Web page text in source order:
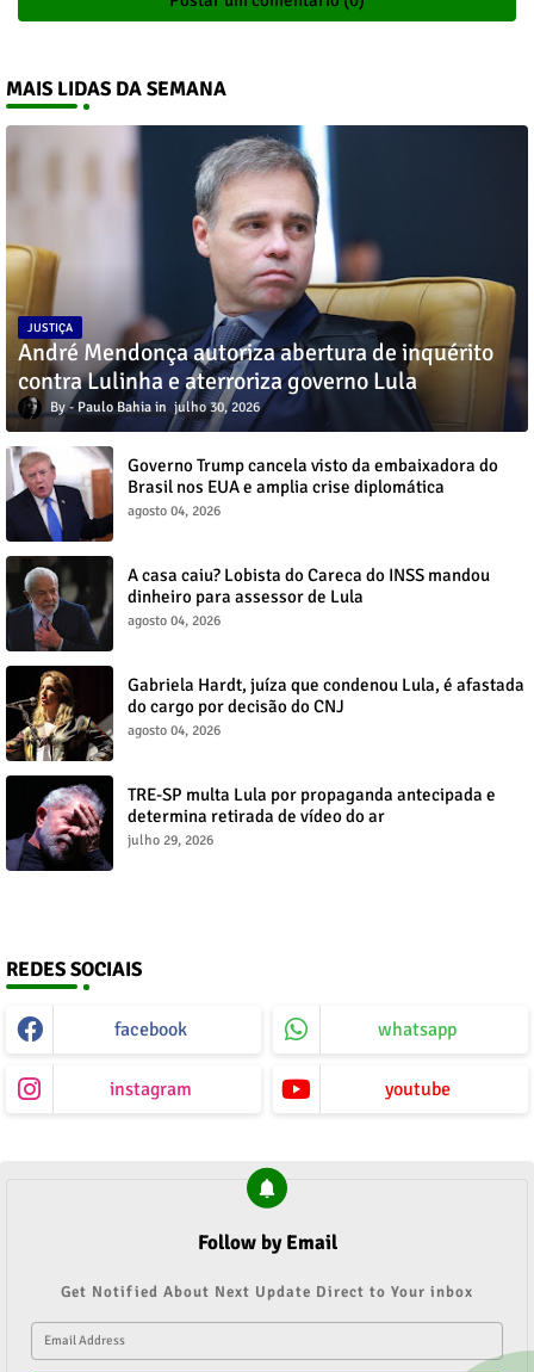
MAIS LIDAS DA SEMANA
JUSTIÇA
André Mendonça autoriza abertura de inquérito
contra Lulinha e aterroriza governo Lula
Paulo Bahia julho 30, 2026
Governo Trump cancela visto da embaixadora do
Brasil nos EUA e amplia crise diplomática
agosto 04, 2026
A casa caiu? Lobista do Careca do INSS mandou
dinheiro para assessor de Lula
agosto 04, 2026
Gabriela Hardt, juíza que condenou Lula, é afastada
do cargo por decisão do CNJ
agosto 04, 2026
TRE-SP multa Lula por propaganda antecipada e
determina retirada de vídeo do ar
julho 29, 2026
REDES SOCIAIS
facebook whatsapp
instagram youtube
Follow by Email
Get Notified About Next Update Direct to Your inbox